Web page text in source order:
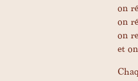
on
on
on
et